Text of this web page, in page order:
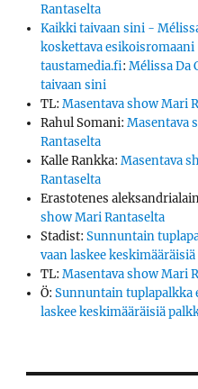
Rantaselta
Kaikki taivaan sini -
koskettava esikoisromaani
taustamedia.fi:Mélissa Da
taivaan sini
TL:Masentava show Mari
Rahul Somani:Masentava
Rantaselta
Kalle Rankka:Masentava
Rantaselta
Erastotenes
show Mari Rantaselta
Stadist:Sunnuntain
vaan laskee
TL:Masentava show Mari
Ö:Sunnuntain tuplapalkka
laskee keskimääräisiä